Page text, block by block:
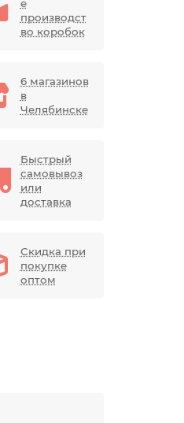
е
производст
во коробок
6 магазинов
в
Челябинске
Быстрый
самовывоз
или
доставка
Скидка при
покупке
оптом